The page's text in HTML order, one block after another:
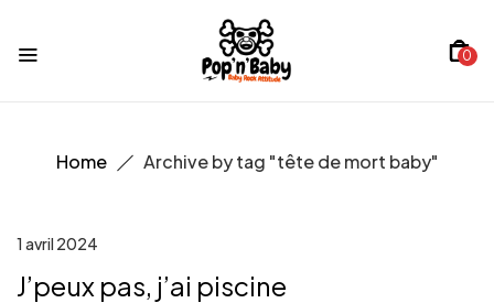
0
Home Archive by tag "tête de mort baby"
1 avril 2024
J’peux pas, j’ai piscine